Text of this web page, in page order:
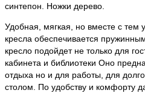
синтепон. Ножки дерево.
Удобная, мягкая, но вместе с тем
кресла обеспечивается
кресло подойдет не только для
кабинета и библиотеки Оно
отдыха но и для работы, для
столом. По удобству и комфорту